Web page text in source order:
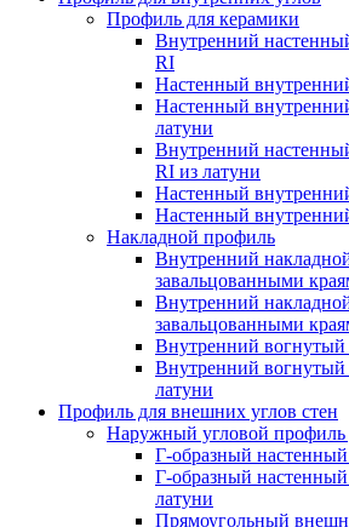
Профиль для керамики
Внутренний
RI
Настенный
Настенный
латуни
Внутренний
RI из латуни
Настенный
Настенный
Накладной профиль
Внутренний
завальцованными
Внутренний
завальцованными
Внутренний
Внутренний
латуни
Профиль для внешних углов стен
Наружный угловой профиль
Г-образный
Г-образный
латуни
Прямоугольный